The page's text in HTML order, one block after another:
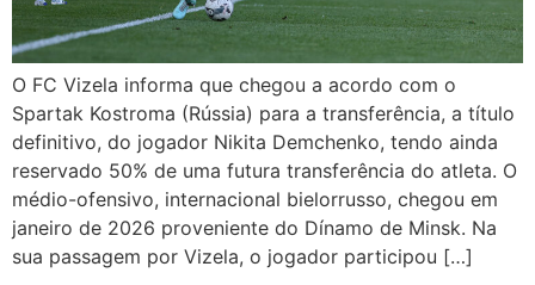
O FC Vizela informa que chegou a acordo com o
Spartak Kostroma (Rússia) para a transferência, a título
definitivo, do jogador Nikita Demchenko, tendo ainda
reservado 50% de uma futura transferência do atleta. O
médio-ofensivo, internacional bielorrusso, chegou em
janeiro de 2026 proveniente do Dínamo de Minsk. Na
sua passagem por Vizela, o jogador participou […]